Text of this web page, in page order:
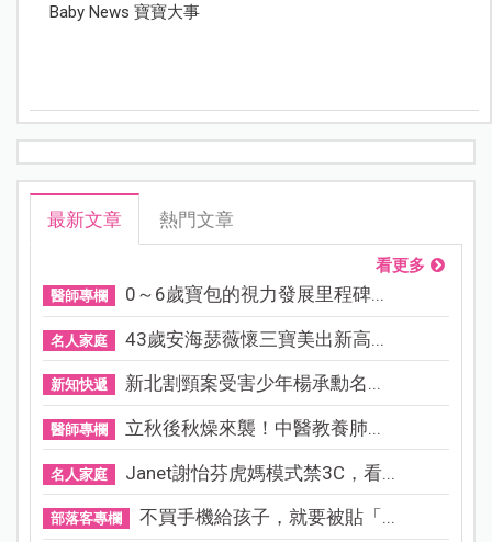
Baby News 寶寶大事
最新文章 熱門文章
看更多
醫師專欄 0～6歲寶包的視力發展里程碑...
名人家庭 43歲安海瑟薇懷三寶美出新高...
新知快遞 新北割頸案受害少年楊承勳名...
醫師專欄 立秋後秋燥來襲！中醫教養肺...
名人家庭 Janet謝怡芬虎媽模式禁3C，看...
部落客專欄 不買手機給孩子，就要被貼「...